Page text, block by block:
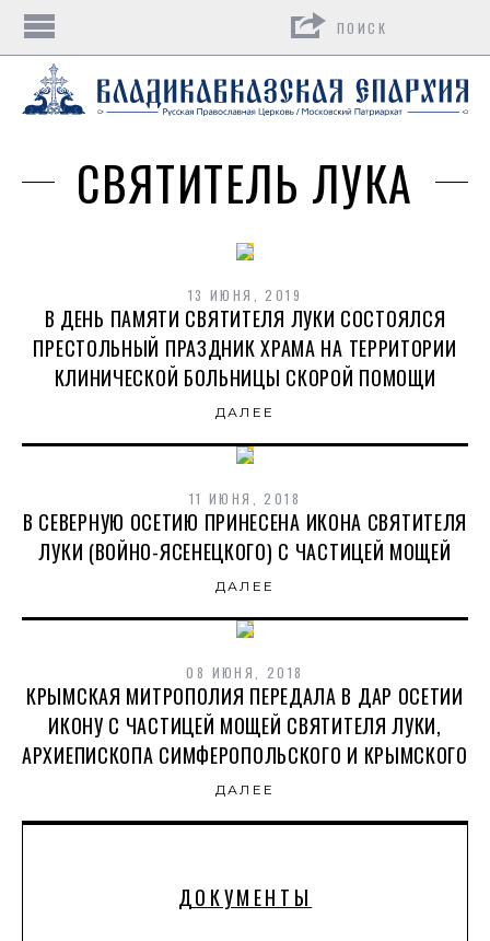
ДОКУМЕНТЫ
СВЯТИТЕЛЬ ЛУКА
13 ИЮНЯ, 2019
В ДЕНЬ ПАМЯТИ СВЯТИТЕЛЯ ЛУКИ СОСТОЯЛСЯ
ПРЕСТОЛЬНЫЙ ПРАЗДНИК ХРАМА НА ТЕРРИТОРИИ
КЛИНИЧЕСКОЙ БОЛЬНИЦЫ СКОРОЙ ПОМОЩИ
ДАЛЕЕ
11 ИЮНЯ, 2018
В СЕВЕРНУЮ ОСЕТИЮ ПРИНЕСЕНА ИКОНА СВЯТИТЕЛЯ
ЛУКИ (ВОЙНО-ЯСЕНЕЦКОГО) С ЧАСТИЦЕЙ МОЩЕЙ
ДАЛЕЕ
08 ИЮНЯ, 2018
КРЫМСКАЯ МИТРОПОЛИЯ ПЕРЕДАЛА В ДАР ОСЕТИИ
ИКОНУ С ЧАСТИЦЕЙ МОЩЕЙ СВЯТИТЕЛЯ ЛУКИ,
АРХИЕПИСКОПА СИМФЕРОПОЛЬСКОГО И КРЫМСКОГО
ДАЛЕЕ